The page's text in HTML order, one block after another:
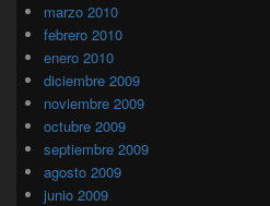
marzo 2010
febrero 2010
enero 2010
diciembre 2009
noviembre 2009
octubre 2009
septiembre 2009
agosto 2009
junio 2009